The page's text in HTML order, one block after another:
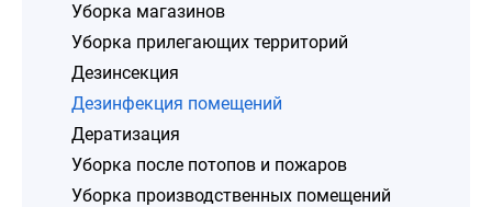
Уборка магазинов
Уборка прилегающих территорий
Дезинсекция
Дезинфекция помещений
Дератизация
Уборка после потопов и пожаров
Уборка производственных помещений